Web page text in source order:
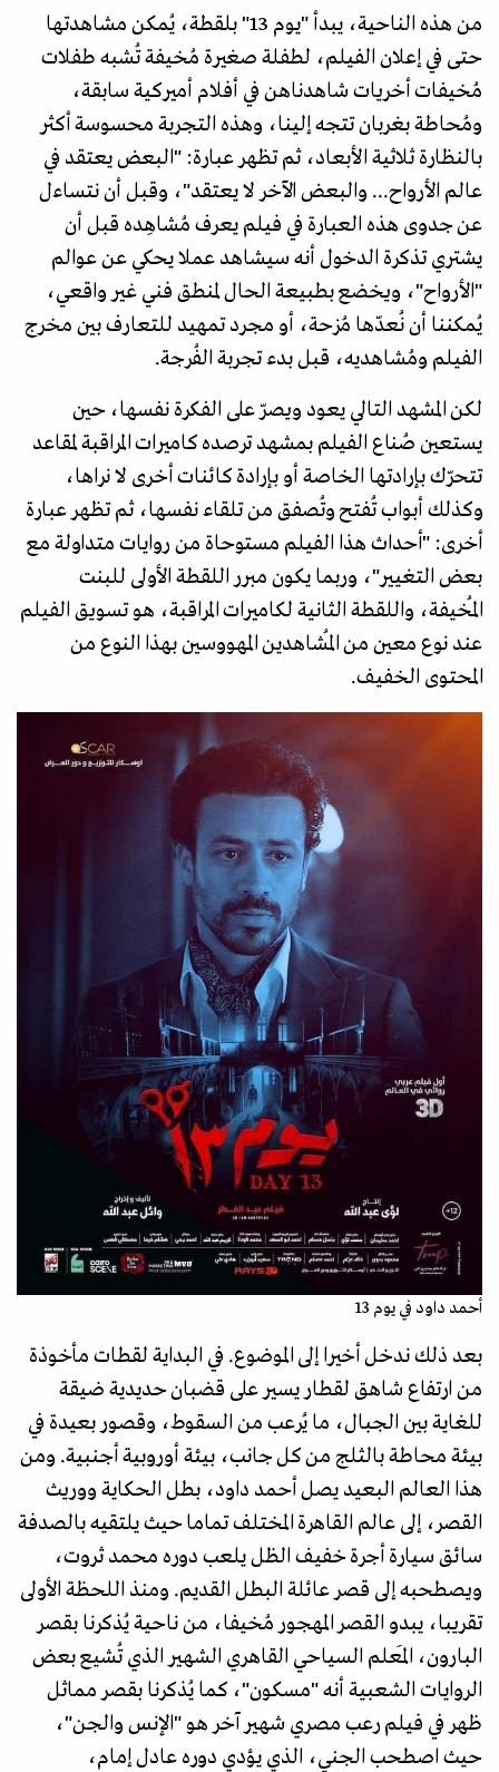
من هذه الناحية، يبدأ "يوم 13" بلقطة، يُمكن مشاهدتها
حتى في إعلان الفيلم، لطفلة صغيرة مُخيفة تُشبه طفلات
مُخيفات أخريات شاهدناهن في أفلام أميركية سابقة،
ومُحاطة بغربان تتجه إلينا، وهذه التجربة محسوسة أكثر
بالنظارة ثلاثية الأبعاد، ثم تظهر عبارة: "البعض يعتقد في
عالم الأرواح... والبعض الآخر لا يعتقد"، وقبل أن نتساءل
عن جدوى هذه العبارة في فيلم يعرف مُشاهِده قبل أن
يشتري تذكرة الدخول أنه سيشاهد عملا يحكي عن عوالم
"الأرواح"، ويخضع بطبيعة الحال لمنطق فني غير واقعي،
يُمكننا أن نُعدّها مُزحة، أو مجرد تمهيد للتعارف بين مخرج
الفيلم ومُشاهديه، قبل بدء تجربة الفُرجة.
لكن المشهد التالي يعود ويصرّ على الفكرة نفسها، حين
يستعين صُناع الفيلم بمشهد ترصده كاميرات المراقبة لمقاعد
تتحرّك بإرادتها الخاصة أو بإرادة كائنات أخرى لا نراها،
وكذلك أبواب تُفتح وتُصفق من تلقاء نفسها، ثم تظهر عبارة
أخرى: "أحداث هذا الفيلم مستوحاة من روايات متداولة مع
بعض التغيير"، وربما يكون مبرر اللقطة الأولى للبنت
المُخيفة، واللقطة الثانية لكاميرات المراقبة، هو تسويق الفيلم
عند نوع معين من المُشاهدين المهووسين بهذا النوع من
المحتوى الخفيف.
أحمد داود في يوم 13
بعد ذلك ندخل أخيرا إلى الموضوع. في البداية لقطات مأخوذة
من ارتفاع شاهق لقطار يسير على قضبان حديدية ضيقة
للغاية بين الجبال، ما يُرعب من السقوط، وقصور بعيدة في
بيئة محاطة بالثلج من كل جانب، بيئة أوروبية أجنبية. ومن
هذا العالم البعيد يصل أحمد داود، بطل الحكاية ووريث
القصر، إلى عالم القاهرة المختلف تماما حيث يلتقيه بالصدفة
سائق سيارة أجرة خفيف الظل يلعب دوره محمد ثروت،
ويصطحبه إلى قصر عائلة البطل القديم. ومنذ اللحظة الأولى
تقريبا، يبدو القصر المهجور مُخيفا، من ناحية يُذكرنا بقصر
البارون، المَعلم السياحي القاهري الشهير الذي تُشيع بعض
الروايات الشعبية أنه "مسكون"، كما يُذكرنا بقصر مماثل
ظهر في فيلم رعب مصري شهير آخر هو "الإنس والجن"،
حيث اصطحب الجني، الذي يؤدي دوره عادل إمام،